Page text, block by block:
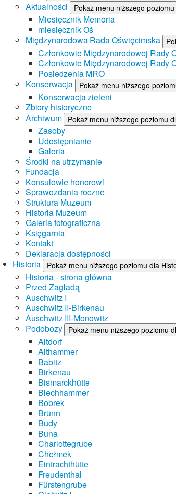
Aktualności Pokaż menu niższego
Miesięcznik Memoria
miesięcznik Oś
Międzynarodowa Rada Oświęcimska
Członkowie Międzynarodowej Rady
Członkowie Międzynarodowej Rady
Posiedzenia MRO
Konserwacja
Pokaż menu niższego
Konserwacja zieleni
Zbiory historyczne
Archiwum
Pokaż menu niższego poziomu
Zasoby
Udostępnianie
Galeria
Środki na utrzymanie
Fundacja
Konsulowie honorowi
Sprawozdania roczne
Struktura Muzeum
Historia Muzeum
Galeria fotograficzna
Księgarnia
Kontakt
Deklaracja dostępności
Historia
Pokaż menu niższego poziomu dla
Historia - strona główna
Przed Zagładą
Auschwitz I
Auschwitz II-Birkenau
Auschwitz III-Monowitz
Podobozy
Pokaż menu niższego poziomu
Altdorf
Althammer
Babitz
Birkenau
Bismarckhütte
Blechhammer
Bobrek
Brünn
Budy
Buna
Charlottegrube
Chełmek
Eintrachthütte
Freudenthal
Fürstengrube